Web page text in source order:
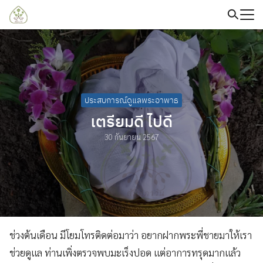
Skip
contentSearch
for:
ประสบการณ์ดูแลพระอาพาธ
เตรียมดี ไปดี
30 กันยายน 2567
ช่วงต้นเดือน มีโยมโทรติดต่อมาว่า อยากฝากพระพี่ชายมาให้เรา
ช่วยดูแล ท่านเพิ่งตรวจพบมะเร็งปอด แต่อาการทรุดมากแล้ว